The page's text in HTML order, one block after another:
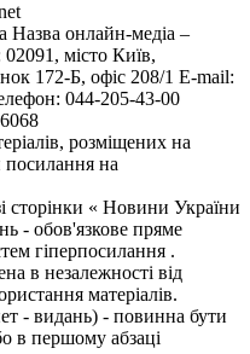
Назва онлайн-медіа –
місто Київ,
172-Б, офіс 208/1 E-mail:
044-205-43-00
розміщених на
посилання на
сторінки « Новини України
- обов'язкове пряме
гіперпосилання .
в незалежності від
матеріалів.
- видань) - повинна бути
в першому абзаці